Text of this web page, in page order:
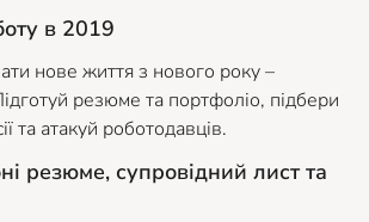
в 2019
нове життя з нового року –
резюме та портфоліо, підбери
та атакуй роботодавців.
резюме, супровідний лист та